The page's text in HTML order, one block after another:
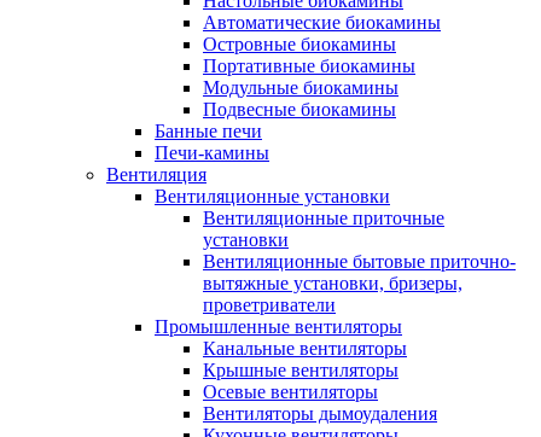
Автоматические биокамины
Островные биокамины
Портативные биокамины
Модульные биокамины
Подвесные биокамины
Банные печи
Печи-камины
Вентиляция
Вентиляционные установки
Вентиляционные приточные
установки
Вентиляционные бытовые приточно-
вытяжные установки, бризеры,
проветриватели
Промышленные вентиляторы
Канальные вентиляторы
Крышные вентиляторы
Осевые вентиляторы
Вентиляторы дымоудаления